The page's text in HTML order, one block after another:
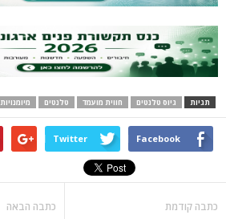
תגיות גיוס טלנטים חווית מועמד טלנטים מיומנויות
Facebook
Twitter
כתבה קודמת כתבה הבאה